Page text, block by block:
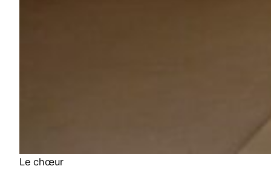
Le chœur